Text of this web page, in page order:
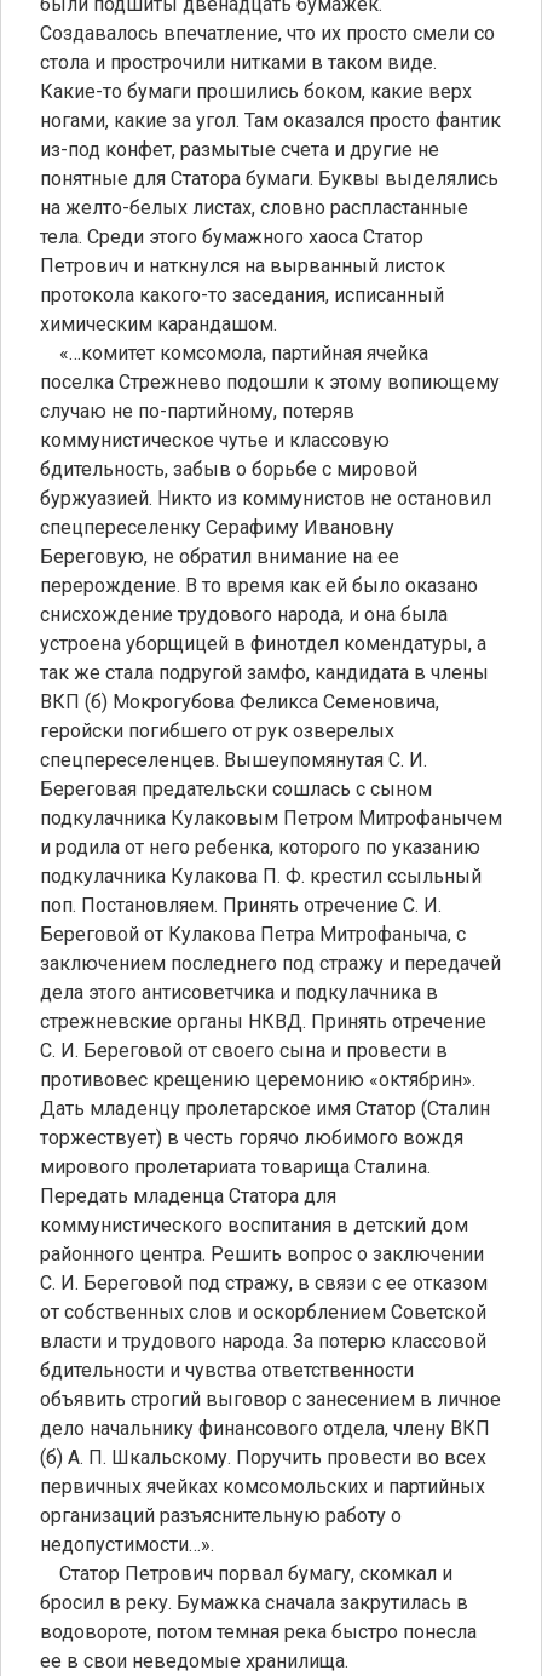
Создавалось впечатление, что их просто смели со
стола и прострочили нитками в таком виде.
Какие-то бумаги прошились боком, какие верх
ногами, какие за угол. Там оказался просто фантик
из-под конфет, размытые счета и другие не
понятные для Статора бумаги. Буквы выделялись
на желто-белых листах, словно распластанные
тела. Среди этого бумажного хаоса Статор
Петрович и наткнулся на вырванный листок
протокола какого-то заседания, исписанный
химическим карандашом.
«…комитет комсомола, партийная ячейка
поселка Стрежнево подошли к этому вопиющему
случаю не по-партийному, потеряв
коммунистическое чутье и классовую
бдительность, забыв о борьбе с мировой
буржуазией. Никто из коммунистов не остановил
спецпереселенку Серафиму Ивановну
Береговую, не обратил внимание на ее
перерождение. В то время как ей было оказано
снисхождение трудового народа, и она была
устроена уборщицей в финотдел комендатуры, а
так же стала подругой замфо, кандидата в члены
ВКП (б) Мокрогубова Феликса Семеновича,
геройски погибшего от рук озверелых
спецпереселенцев. Вышеупомянутая С. И.
Береговая предательски сошлась с сыном
подкулачника Кулаковым Петром Митрофанычем
и родила от него ребенка, которого по указанию
подкулачника Кулакова П. Ф. крестил ссыльный
поп. Постановляем. Принять отречение С. И.
Береговой от Кулакова Петра Митрофаныча, с
заключением последнего под стражу и передачей
дела этого антисоветчика и подкулачника в
стрежневские органы НКВД. Принять отречение
С. И. Береговой от своего сына и провести в
противовес крещению церемонию «октябрин».
Дать младенцу пролетарское имя Статор (Сталин
торжествует) в честь горячо любимого вождя
мирового пролетариата товарища Сталина.
Передать младенца Статора для
коммунистического воспитания в детский дом
районного центра. Решить вопрос о заключении
С. И. Береговой под стражу, в связи с ее отказом
от собственных слов и оскорблением Советской
власти и трудового народа. За потерю классовой
бдительности и чувства ответственности
объявить строгий выговор с занесением в личное
дело начальнику финансового отдела, члену ВКП
(б) А. П. Шкальскому. Поручить провести во всех
первичных ячейках комсомольских и партийных
организаций разъяснительную работу о
недопустимости…».
Статор Петрович порвал бумагу, скомкал и
бросил в реку. Бумажка сначала закрутилась в
водовороте, потом темная река быстро понесла
ее в свои неведомые хранилища.